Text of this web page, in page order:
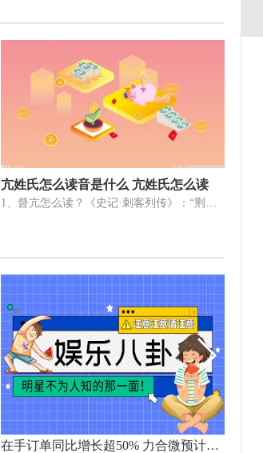
亢姓氏怎么读音是什么 亢姓氏怎么读
1、督亢怎么读？《史记·刺客列传》：“荆轲(Kē)曰：‘微太子言，臣愿
在手订单同比增长超50% 力合微预计2023年上半年营收净利双增